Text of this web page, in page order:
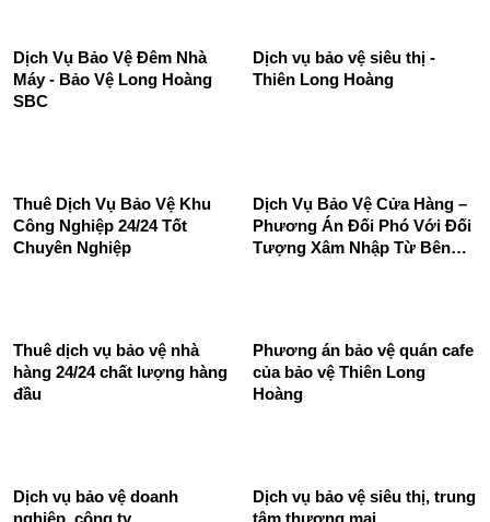
Dịch vụ bảo vệ quán ăn Long
Hoàng SBC chuyên nghiệp
uy tín 24/24
Dịch vụ bảo vệ cửa hàng của
Công Ty Bảo Vệ Thiên Long
Dịch Vụ Bảo Vệ Đêm Nhà
Máy - Bảo Vệ Long Hoàng
SBC
Dịch vụ bảo vệ siêu thị -
Thiên Long Hoàng
Thuê Dịch Vụ Bảo Vệ Khu
Công Nghiệp 24/24 Tốt
Chuyên Nghiệp
Dịch Vụ Bảo Vệ Cửa Hàng –
Phương Án Đối Phó Với Đối
Tượng Xâm Nhập Từ Bên
Thuê dịch vụ bảo vệ nhà
Phương án bảo vệ quán cafe